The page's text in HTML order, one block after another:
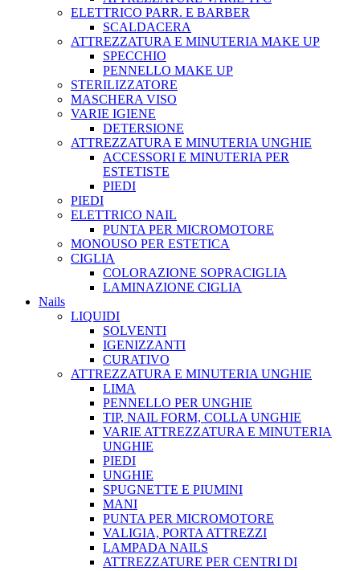
ELETTRICO PARR. E BARBER
SCALDACERA
ATTREZZATURA E MINUTERIA MAKE UP
SPECCHIO
PENNELLO MAKE UP
STERILIZZATORE
MASCHERA VISO
VARIE IGIENE
DETERSIONE
ATTREZZATURA E MINUTERIA UNGHIE
ACCESSORI E MINUTERIA PER
ESTETISTE
PIEDI
PIEDI
ELETTRICO NAIL
PUNTA PER MICROMOTORE
MONOUSO PER ESTETICA
CIGLIA
COLORAZIONE SOPRACIGLIA
LAMINAZIONE CIGLIA
Nails
LIQUIDI
SOLVENTI
IGENIZZANTI
CURATIVO
ATTREZZATURA E MINUTERIA UNGHIE
LIMA
PENNELLO PER UNGHIE
TIP, NAIL FORM, COLLA UNGHIE
VARIE ATTREZZATURA E MINUTERIA
UNGHIE
PIEDI
UNGHIE
SPUGNETTE E PIUMINI
MANI
PUNTA PER MICROMOTORE
VALIGIA, PORTA ATTREZZI
LAMPADA NAILS
ATTREZZATURE PER CENTRI DI